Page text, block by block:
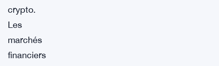
crypto.
Les
marchés
financiers